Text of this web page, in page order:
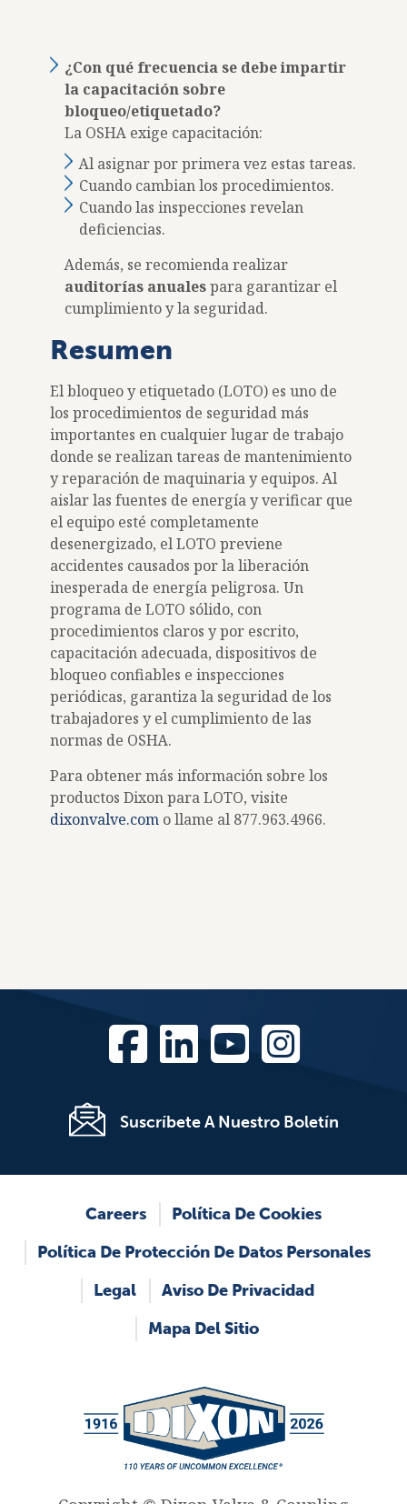
¿Con qué frecuencia se debe impartir
la capacitación sobre
bloqueo/etiquetado?
La OSHA exige capacitación:
Al asignar por primera vez estas tareas.
Cuando cambian los procedimientos.
Cuando las inspecciones revelan
deficiencias.
Además, se recomienda realizar
auditorías anualespara garantizar el
cumplimiento y la seguridad.
Resumen
El bloqueo y etiquetado (LOTO) es uno de
los procedimientos de seguridad más
importantes en cualquier lugar de trabajo
donde se realizan tareas de mantenimiento
y reparación de maquinaria y equipos. Al
aislar las fuentes de energía y verificar que
el equipo esté completamente
desenergizado, el LOTO previene
accidentes causados ​​por la liberación
inesperada de energía peligrosa. Un
programa de LOTO sólido, con
procedimientos claros y por escrito,
capacitación adecuada, dispositivos de
bloqueo confiables e inspecciones
periódicas, garantiza la seguridad de los
trabajadores y el cumplimiento de las
normas de OSHA.
Para obtener más información sobre los
productos Dixon para LOTO, visite
dixonvalve.com o llame al 877.963.4966.
Suscríbete A Nuestro Boletín
FooterCareers
Política De Cookies
Política De Protección De Datos Personales
Legal
Aviso De Privacidad
Mapa Del Sitio